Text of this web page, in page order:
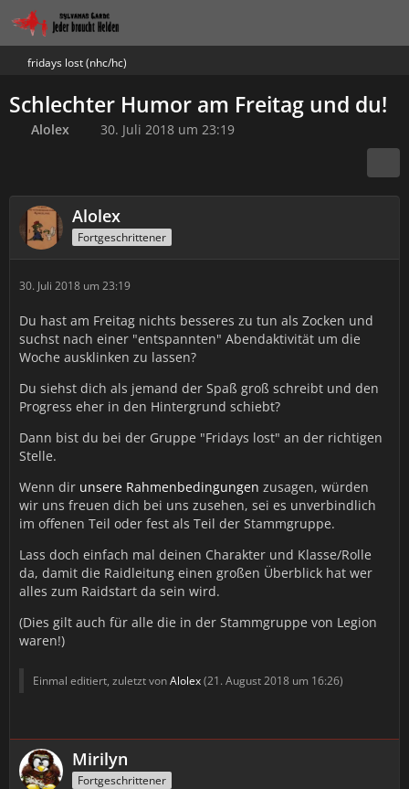
fridays lost (nhc/hc)
Schlechter Humor am Freitag und du!
Alolex 30. Juli 2018 um 23:19
Alolex
Fortgeschrittener
30. Juli 2018 um 23:19
Du hast am Freitag nichts besseres zu tun als Zocken und
suchst nach einer "entspannten" Abendaktivität um die
Woche ausklinken zu lassen?
Du siehst dich als jemand der Spaß groß schreibt und den
Progress eher in den Hintergrund schiebt?
Dann bist du bei der Gruppe "Fridays lost" an der richtigen
Stelle.
Wenn dir unsere Rahmenbedingungen zusagen, würden
wir uns freuen dich bei uns zusehen, sei es unverbindlich
im offenen Teil oder fest als Teil der Stammgruppe.
Lass doch einfach mal deinen Charakter und Klasse/Rolle
da, damit die Raidleitung einen großen Überblick hat wer
alles zum Raidstart da sein wird.
(Dies gilt auch für alle die in der Stammgruppe von Legion
waren!)
Einmal editiert, zuletzt vonAlolex(21. August 2018 um 16:26)
Mirilyn
Fortgeschrittener